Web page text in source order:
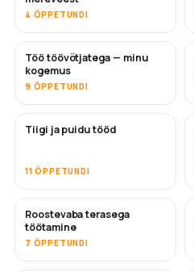
4 ÕPPETUNDI
TULEMAS
Töö töövõtjatega — minu
kogemus
9 ÕPPETUNDI
Tiigi ja puidu tööd
11 ÕPPETUNDI
TULEMAS
Roostevaba terasega
töötamine
7 ÕPPETUNDI